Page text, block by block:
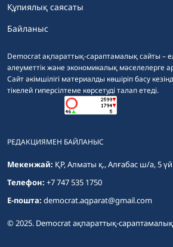
Democrat ақпараттық-сараптамалық сайты –
әлеуметтік және экономикалық мәселелерге
Сайт әкімшілігі материалды көшіріп басу
тікелей гиперсілтеме көрсетуді талап етеді.
Құпиялық саясаты
Байланыс
РЕДАКЦИЯМЕН БАЙЛАНЫС
Мекенжай: ҚР, Алматы қ., Алғабас ш/а, 5 үй
Телефон: +7 747 535 1750
E-пошта: democrat.aqparat@gmail.com
© 2025. Democrat ақпараттық-